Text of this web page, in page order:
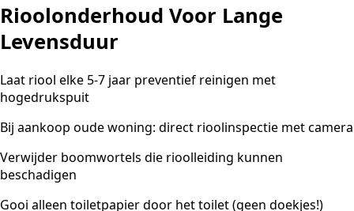
Rioolonderhoud Voor Lange
Levensduur
Laat riool elke 5-7 jaar preventief reinigen met
hogedrukspuit
Bij aankoop oude woning: direct rioolinspectie met camera
Verwijder boomwortels die rioolleiding kunnen
beschadigen
Gooi alleen toiletpapier door het toilet (geen doekjes!)